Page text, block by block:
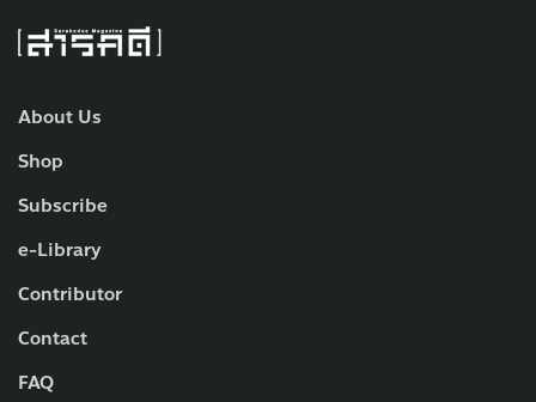
About Us
Shop
Subscribe
e-Library
Contributor
Contact
FAQ